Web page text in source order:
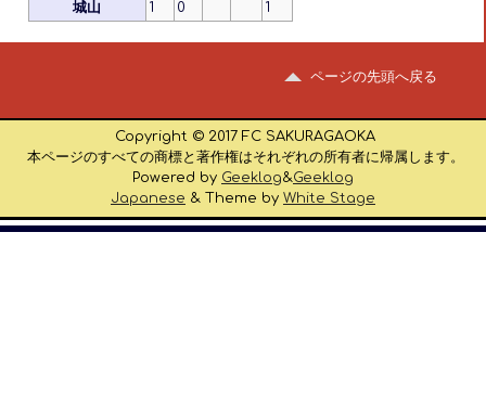
城山
1 0 1
ページの先頭へ戻る
Copyright © 2017 FC SAKURAGAOKA
本ページのすべての商標と著作権はそれぞれの所有者に帰属します。
Powered by Geeklog&Geeklog
Japanese & Theme by White Stage